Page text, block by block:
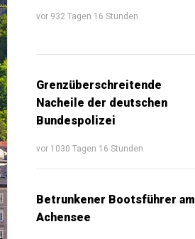
vor 932 Tagen 16 Stunden
Grenzüberschreitende
Nacheile der deutschen
Bundespolizei
vor 1030 Tagen 16 Stunden
Betrunkener Bootsführer am
Achensee